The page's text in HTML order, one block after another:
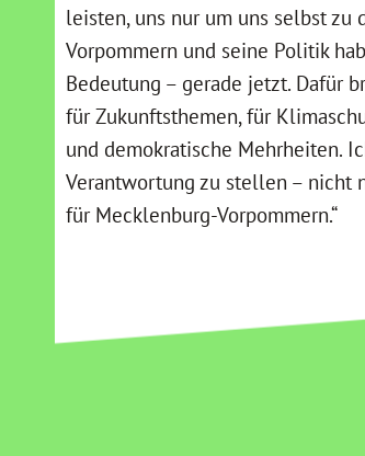
leisten, uns nur um uns selbst zu
Vorpommern und seine Politik
Bedeutung – gerade jetzt. Dafür
für Zukunftsthemen, für
und demokratische Mehrheiten.
Verantwortung zu stellen – nicht
für Mecklenburg-Vorpommern.“